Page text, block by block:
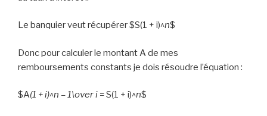
Le banquier veut récupérer$S(1 + i)^n$
Donc pour calculer le montant A de mes
remboursements constants je dois résoudre l’équation :
$A(1 + i)^n – 1\over i = S(1 + i)^n$